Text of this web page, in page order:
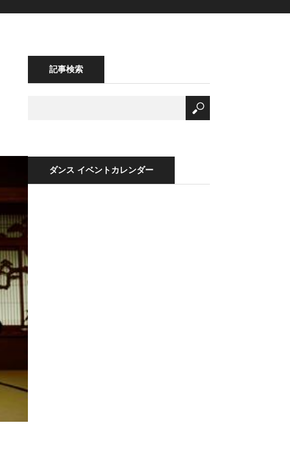
記事検索
ダンス イベントカレンダー